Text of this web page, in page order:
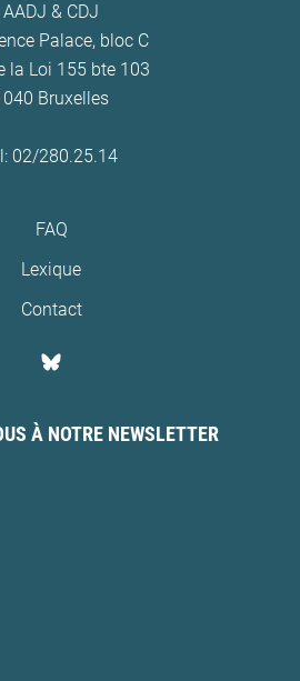
AADJ & CDJ
Palace, bloc C
la Loi 155 bte 103
Bruxelles
02/280.25.14
FAQ
Lexique
Contact
À NOTRE NEWSLETTER